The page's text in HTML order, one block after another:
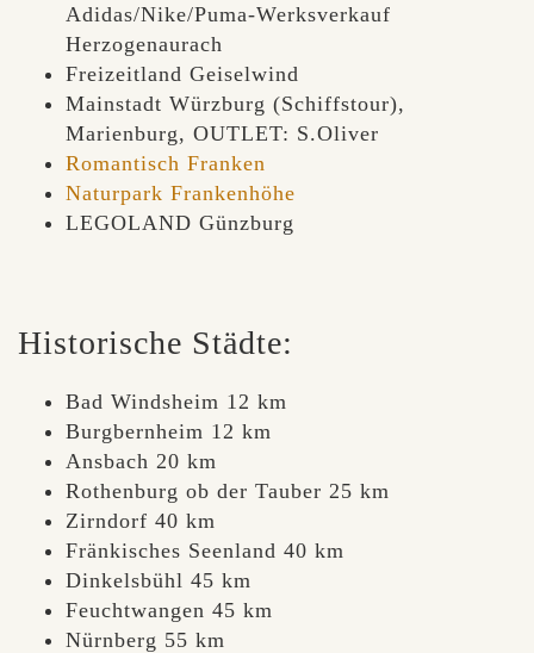
Adidas/Nike/Puma-Werksverkauf
Herzogenaurach
Freizeitland Geiselwind
Mainstadt Würzburg (Schiffstour),
Marienburg, OUTLET: S.Oliver
Romantisch Franken
Naturpark Frankenhöhe
LEGOLAND Günzburg
Historische Städte:
Bad Windsheim 12 km
Burgbernheim 12 km
Ansbach 20 km
Rothenburg ob der Tauber 25 km
Zirndorf 40 km
Fränkisches Seenland 40 km
Dinkelsbühl 45 km
Feuchtwangen 45 km
Nürnberg 55 km